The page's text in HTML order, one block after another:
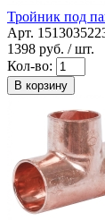
Тройник под
Арт.
1398 руб. / шт.
Кол-во:
В корзину